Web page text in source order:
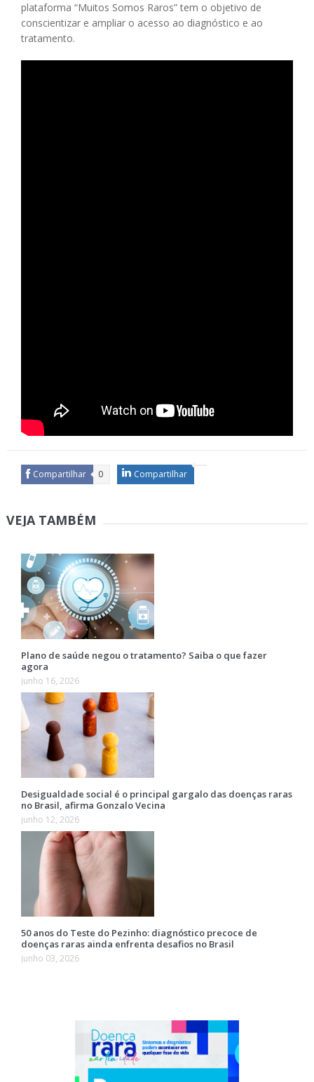
plataforma “Muitos Somos Raros” tem o objetivo de
conscientizar e ampliar o acesso ao diagnóstico e ao
tratamento.
Compartilhar 0 Compartilhar
VEJA TAMBÉM
Plano de saúde negou o tratamento? Saiba o que fazer
agora
junho 16, 2026
Desigualdade social é o principal gargalo das doenças raras
no Brasil, afirma Gonzalo Vecina
junho 12, 2026
50 anos do Teste do Pezinho: diagnóstico precoce de
doenças raras ainda enfrenta desafios no Brasil
junho 03, 2026